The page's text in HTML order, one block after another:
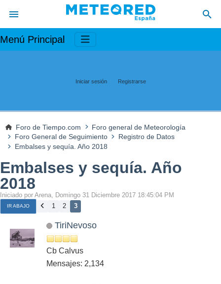
Menú Principal
Iniciar sesión Registrarse
Foro de Tiempo.com
Foro general de Meteorología
Foro General de Seguimiento
Registro de Datos
Embalses y sequía. Año 2018
Embalses y sequía. Año
2018
Iniciado por Arena, Domingo 31 Diciembre 2017 18:45:04 PM
IR ABAJO 1 2 3
TiriNevoso
Cb Calvus
Mensajes: 2,134